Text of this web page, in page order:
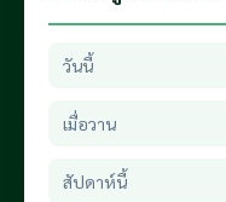
วันนี้
เมื่อวาน
สัปดาห์นี้